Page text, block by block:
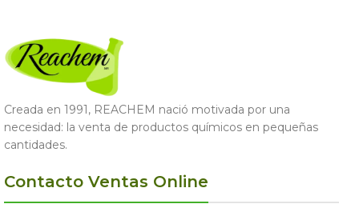
Creada en 1991, REACHEM nació motivada por una
necesidad: la venta de productos químicos en pequeñas
cantidades.
Contacto Ventas Online